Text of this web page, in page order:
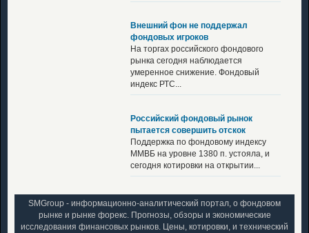
Внешний фон не поддержал
фондовых игроков
На торгах российского фондового
рынка сегодня наблюдается
умеренное снижение. Фондовый
индекс РТС...
Российский фондовый рынок
пытается совершить отскок
Поддержка по фондовому индексу
ММВБ на уровне 1380 п. устояла, и
сегодня котировки на открытии...
SMGroup - информационно-аналитический портал, о фондовом
рынке и рынке форекс. Прогнозы, обзоры и экономические
исследования финансовых рынков. Цены, котировки, и технический